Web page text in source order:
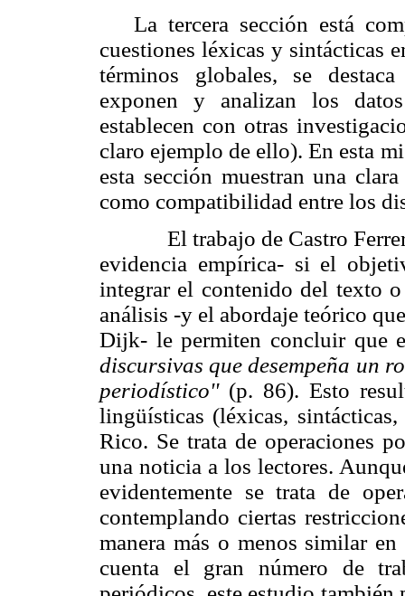
La tercera sección está
cuestiones léxicas y sintácticas
términos globales, se
exponen y analizan los
establecen con otras
claro ejemplo de ello). En esta
esta sección muestran una
como compatibilidad entre los
El trabajo de Castro
evidencia empírica- si el
integrar el contenido del texto
análisis -y el abordaje teórico
Dijk- le permiten concluir que
discursivas que desempeña un
periodístico'' (p. 86). Esto
lingüísticas (léxicas,
Rico. Se trata de operaciones
una noticia a los lectores.
evidentemente se trata de
contemplando ciertas
manera más o menos similar
cuenta el gran número de